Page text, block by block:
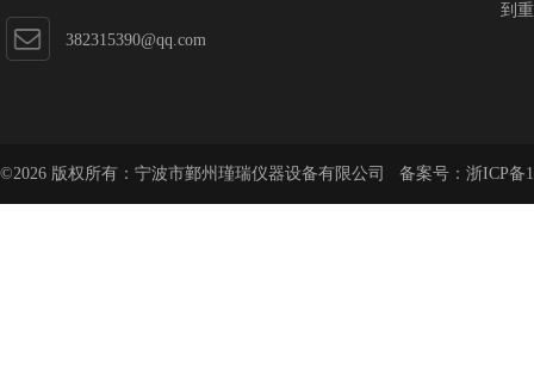
382315390@qq.com
到
©2026 版权所有：宁波市鄞州瑾瑞仪器设备有限公司 备案号： 浙ICP备